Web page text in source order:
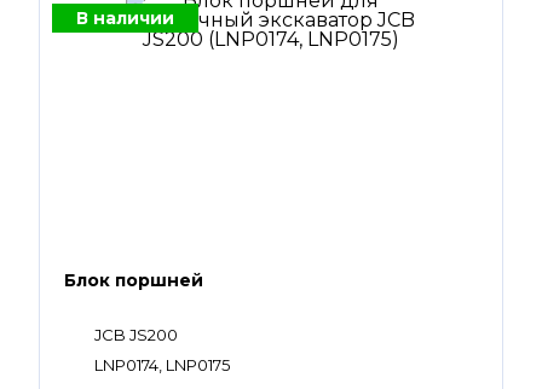
В наличии
Блок поршней
JCB JS200
LNP0174, LNP0175